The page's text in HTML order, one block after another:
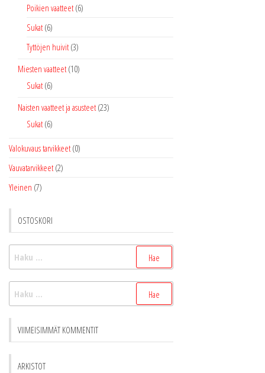
Poikien vaatteet (6)
Sukat (6)
Tyttöjen huivit (3)
Miesten vaatteet (10)
Sukat (6)
Naisten vaatteet ja asusteet (23)
Sukat (6)
Valokuvaus tarvikkeet (0)
Vauvatarvikkeet (2)
Yleinen (7)
OSTOSKORI
VIIMEISIMMÄT KOMMENTIT
ARKISTOT